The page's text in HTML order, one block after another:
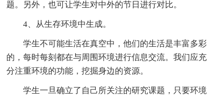
题。另外，也可让学生对中外的节日进行对比。
4、从生存环境中生成。
学生不可能生活在真空中，他们的生活是丰富多彩
的，每时每刻都在与周围环境进行信息交流。我们应充
分注重环境的功能，挖掘身边的资源。
学生一旦确立了自己所关注的研究课题，只要环境